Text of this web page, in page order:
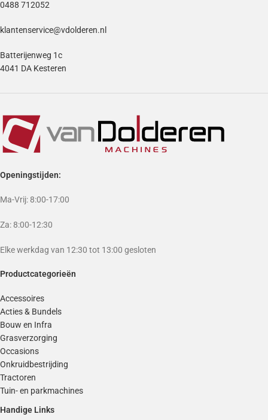
0488 712052
klantenservice@vdolderen.nl
Batterijenweg 1c
4041 DA Kesteren
Openingstijden:
Ma-Vrij: 8:00-17:00
Za: 8:00-12:30
Elke werkdag van 12:30 tot 13:00 gesloten
Productcategorieën
Accessoires
Acties & Bundels
Bouw en Infra
Grasverzorging
Occasions
Onkruidbestrijding
Tractoren
Tuin- en parkmachines
Handige Links